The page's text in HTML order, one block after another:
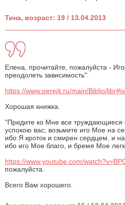
Тина, возраст: 19 / 13.04.2013
Елена, прочитайте, пожалуйста -
преодолеть зависимость".
https://www.perejit.ru/main/Biblio/
Хорошая книжка.
"Придите ко Мне все
успокою вас; возьмите иго Мое на
ибо Я кроток и смирен сердцем, и
ибо иго Мое благо, и бремя Мое
https://www.youtube.com/
пожалуйста.
Всего Вам хорошего.